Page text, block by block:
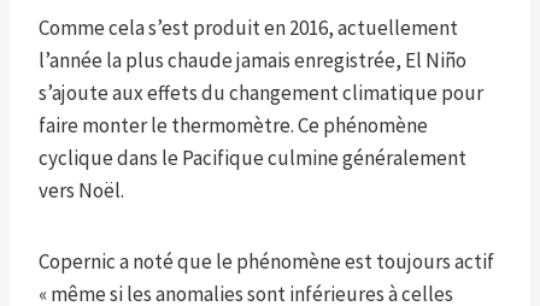
Comme cela s’est produit en 2016, actuellement
l’année la plus chaude jamais enregistrée, El Niño
s’ajoute aux effets du changement climatique pour
faire monter le thermomètre. Ce phénomène
cyclique dans le Pacifique culmine généralement
vers Noël.
Copernic a noté que le phénomène est toujours actif
« même si les anomalies sont inférieures à celles